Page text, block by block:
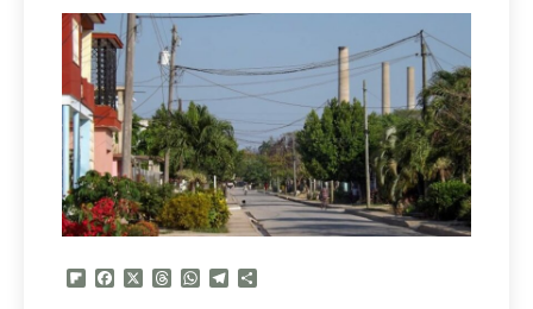
Flipboard
FacebookThreadsWhatsApp
Telegram